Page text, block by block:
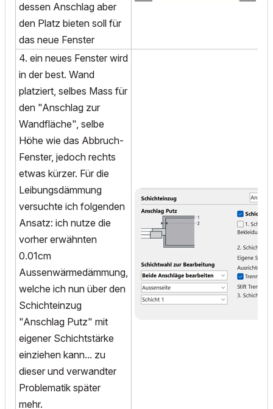
dessen Anschlag aber
den Platz bieten soll für
das neue Fenster
4. ein neues Fenster wird
in der best. Wand
platziert, selbes Mass für
den "Anschlag zur
Wandfläche", selbe
Höhe wie das Abbruch-
Fenster, jedoch rechts
etwas kürzer. Für die
Leibungsdämmung
versuchte ich folgenden
Ansatz: ich nutze die
vorher erwähnten
0.01cm
Aussenwärmedämmung,
welche ich nun über den
Schichteinzug
"Anschlag Putz" mit
eigener Schichtstärke
einziehen kann... zu
dieser und verwandter
Problematik später
mehr.